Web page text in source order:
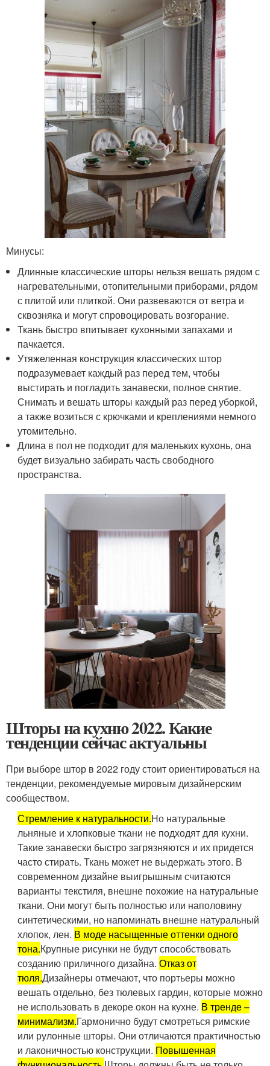
Минусы:
Длинные классические шторы нельзя вешать рядом с
нагревательными, отопительными приборами, рядом
с плитой или плиткой. Они развеваются от ветра и
сквозняка и могут спровоцировать возгорание.
Ткань быстро впитывает кухонными запахами и
пачкается.
Утяжеленная конструкция классических штор
подразумевает каждый раз перед тем, чтобы
выстирать и погладить занавески, полное снятие.
Снимать и вешать шторы каждый раз перед уборкой,
а также возиться с крючками и креплениями немного
утомительно.
Длина в пол не подходит для маленьких кухонь, она
будет визуально забирать часть свободного
пространства.
Шторы на кухню 2022. Какие
тенденции сейчас актуальны
При выборе штор в 2022 году стоит ориентироваться на
тенденции, рекомендуемые мировым дизайнерским
сообществом.
Стремление к натуральности.Но натуральные
льняные и хлопковые ткани не подходят для кухни.
Такие занавески быстро загрязняются и их придется
часто стирать. Ткань может не выдержать этого. В
современном дизайне выигрышным считаются
варианты текстиля, внешне похожие на натуральные
ткани. Они могут быть полностью или наполовину
синтетическими, но напоминать внешне натуральный
хлопок, лен. В моде насыщенные оттенки одного
тона.Крупные рисунки не будут способствовать
созданию приличного дизайна.Отказ от
тюля.Дизайнеры отмечают, что портьеры можно
вешать отдельно, без тюлевых гардин, которые можно
не использовать в декоре окон на кухне. В тренде –
минимализм.Гармонично будут смотреться римские
или рулонные шторы. Они отличаются практичностью
и лаконичностью конструкции. Повышенная